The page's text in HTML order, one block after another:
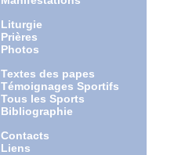
Liturgie
Prières
Photos
Textes des papes
Témoignages Sportifs
Tous les Sports
Bibliographie
Contacts
Liens